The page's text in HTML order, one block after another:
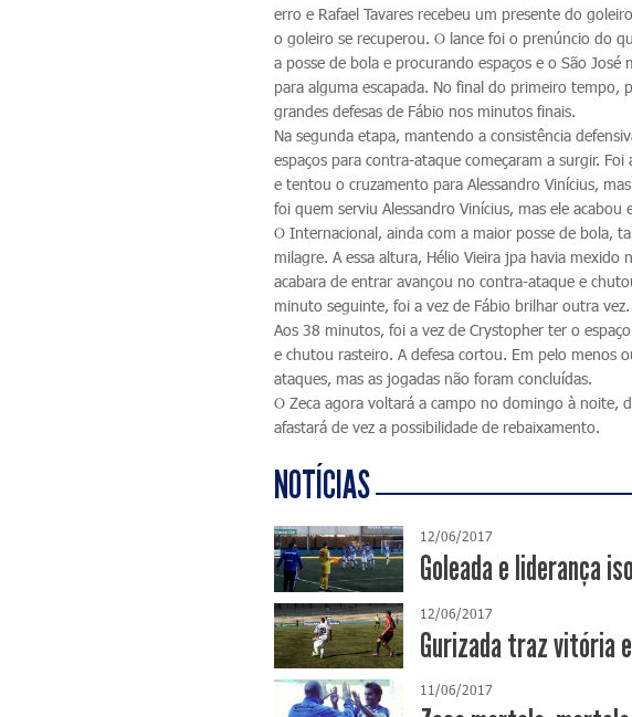
erro e Rafael Tavares recebeu um presente do
o goleiro se recuperou. O lance foi o prenúncio do
a posse de bola e procurando espaços e o São
para alguma escapada. No final do primeiro tempo,
grandes defesas de Fábio nos minutos finais.
Na segunda etapa, mantendo a consistência
espaços para contra-ataque começaram a surgir.
e tentou o cruzamento para Alessandro Vinícius,
foi quem serviu Alessandro Vinícius, mas ele
O Internacional, ainda com a maior posse de bola,
milagre. A essa altura, Hélio Vieira jpa havia
acabara de entrar avançou no contra-ataque e
minuto seguinte, foi a vez de Fábio brilhar outra vez.
Aos 38 minutos, foi a vez de Crystopher ter o
e chutou rasteiro. A defesa cortou. Em pelo menos
ataques, mas as jogadas não foram concluídas.
O Zeca agora voltará a campo no domingo à noite,
afastará de vez a possibilidade de rebaixamento.
NOTÍCIAS
12/06/2017
Goleada e liderança
12/06/2017
Gurizada traz vitória
11/06/2017